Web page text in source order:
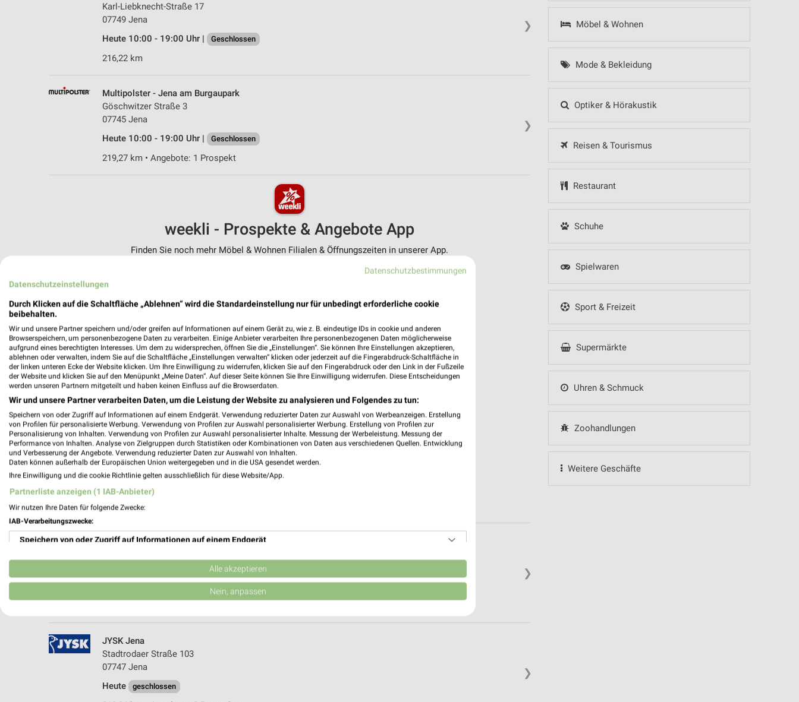
Möbel & Wohnen
Mode & Bekleidung
Optiker & Hörakustik
Reisen & Tourismus
Restaurant
Schuhe
Spielwaren
Sport & Freizeit
Supermärkte
Uhren & Schmuck
Zoohandlungen
Weitere Geschäfte
❯
Karl-Liebknecht-Straße 17
07749 Jena
Heute 10:00 - 19:00 Uhr |
Geschlossen
216,22 km
❯
Multipolster - Jena am Burgaupark
Göschwitzer Straße 3
07745 Jena
Heute 10:00 - 19:00 Uhr |
Geschlossen
219,27 km • Angebote: 1 Prospekt
weekli - Prospekte & Angebote App
Finden Sie noch mehr Möbel & Wohnen Filialen & Öffnungszeiten in unserer App.
✔Push-Benachrichtigungen bei neuen Prospekten
Einkaufsliste - Einkauf stressfrei planen
Nutze weekli auch mobil – App jetzt laden oder QR-Code scannen.
❯
Sconto Möbel Jena
Heute 10:00 - 19:00 Uhr | Geschlossen
❯
JYSK Jena
Stadtrodaer Straße 103
07747 Jena
Heute
geschlossen
Datenschutzbestimmungen
Datenschutzeinstellungen
Durch Klicken auf die Schaltfläche „Ablehnen“ wird die Standardeinstellung nur für unbedingt erforderliche cookie
beibehalten.
Wir und unsere Partner speichern und/oder greifen auf Informationen auf einem Gerät zu, wie z. B. eindeutige IDs in cookie und anderen
Browserspeichern, um personenbezogene Daten zu verarbeiten. Einige Anbieter verarbeiten Ihre personenbezogenen Daten möglicherweise
aufgrund eines berechtigten Interesses. Um dem zu widersprechen, öffnen Sie die „Einstellungen“. Sie können Ihre Einstellungen akzeptieren,
ablehnen oder verwalten, indem Sie auf die Schaltfläche „Einstellungen verwalten“ klicken oder jederzeit auf die Fingerabdruck-Schaltfläche in
der linken unteren Ecke der Website klicken. Um Ihre Einwilligung zu widerrufen, klicken Sie auf den Fingerabdruck oder den Link in der Fußzeile
der Website und klicken Sie auf den Menüpunkt „Meine Daten“. Auf dieser Seite können Sie Ihre Einwilligung widerrufen. Diese Entscheidungen
werden unseren Partnern mitgeteilt und haben keinen Einfluss auf die Browserdaten.
Wir und unsere Partner verarbeiten Daten, um die Leistung der Website zu analysieren und Folgendes zu tun:
Speichern von oder Zugriff auf Informationen auf einem Endgerät. Verwendung reduzierter Daten zur Auswahl von Werbeanzeigen. Erstellung
von Profilen für personalisierte Werbung. Verwendung von Profilen zur Auswahl personalisierter Werbung. Erstellung von Profilen zur
Personalisierung von Inhalten. Verwendung von Profilen zur Auswahl personalisierter Inhalte. Messung der Werbeleistung. Messung der
Performance von Inhalten. Analyse von Zielgruppen durch Statistiken oder Kombinationen von Daten aus verschiedenen Quellen. Entwicklung
und Verbesserung der Angebote. Verwendung reduzierter Daten zur Auswahl von Inhalten.
Daten können außerhalb der Europäischen Union weitergegeben und in die USA gesendet werden.
Ihre Einwilligung und die cookie Richtlinie gelten ausschließlich für diese Website/App.
Partnerliste anzeigen (1 IAB-Anbieter)
Wir nutzen Ihre Daten für folgende Zwecke:
IAB-Verarbeitungszwecke:
Speichern von oder Zugriff auf Informationen auf einem Endgerät
Verwendung reduzierter Daten zur Auswahl von Werbeanzeigen
Erstellung von Profilen für personalisierte Werbung
Erstellung von Profilen zur Personalisierung von Inhalten
Verwendung von Profilen zur Auswahl personalisierter Inhalte
Messung der Werbeleistung
Alle akzeptieren
Nein, anpassen